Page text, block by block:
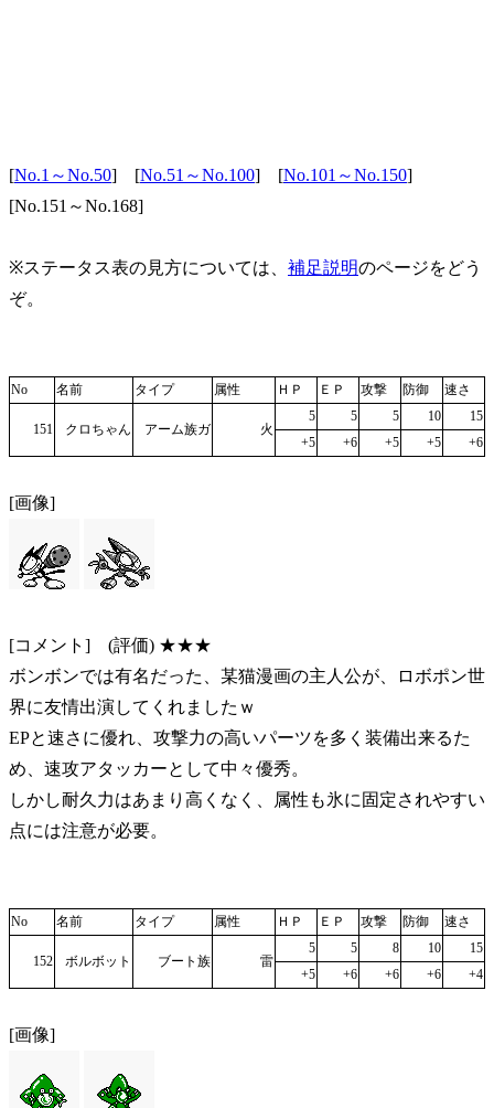
[No.1～No.50] [No.51～No.100] [No.101～No.150]
[No.151～No.168]
※ステータス表の見方については、 補足説明のページをどう
ぞ。
No 名前 タイプ 属性 ＨＰ ＥＰ 攻撃 防御 速さ
151 クロちゃん アーム族ガ 火
5 5 5 10
15
+5
+6 +5 +5 +6
[画像]
[コメント] (評価) ★★★
ボンボンでは有名だった、某猫漫画の主人公が、ロボポン世
界に友情出演してくれましたｗ
EPと速さに優れ、攻撃力の高いパーツを多く装備出来るた
め、速攻アタッカーとして中々優秀。
しかし耐久力はあまり高くなく、属性も氷に固定されやすい
点には注意が必要。
No 名前 タイプ 属性 ＨＰ ＥＰ 攻撃 防御 速さ
152 ボルボット ブート族 雷
5 5 8 10
15
+5
+6 +6 +6 +4
[画像]